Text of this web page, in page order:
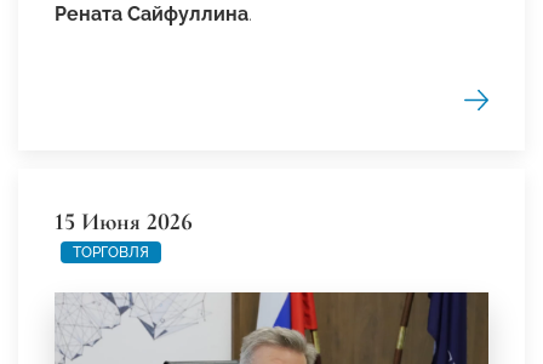
Рената Сайфуллина.
15 Июня 2026
ТОРГОВЛЯ